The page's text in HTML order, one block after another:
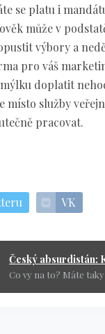
se platu i
může v
výbory a
pro váš
doplatit
místo služby
pracovat.
VK